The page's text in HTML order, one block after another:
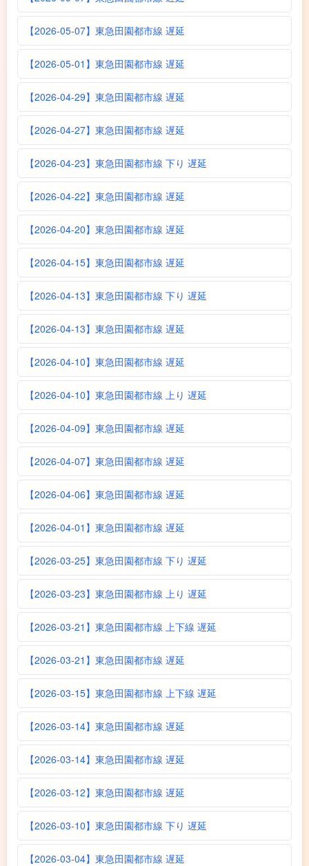
【2026-05-07】東急田園都市線 遅延
【2026-05-01】東急田園都市線 遅延
【2026-04-29】東急田園都市線 遅延
【2026-04-27】東急田園都市線 遅延
【2026-04-23】東急田園都市線 下り 遅延
【2026-04-22】東急田園都市線 遅延
【2026-04-20】東急田園都市線 遅延
【2026-04-15】東急田園都市線 遅延
【2026-04-13】東急田園都市線 下り 遅延
【2026-04-13】東急田園都市線 遅延
【2026-04-10】東急田園都市線 遅延
【2026-04-10】東急田園都市線 上り 遅延
【2026-04-09】東急田園都市線 遅延
【2026-04-07】東急田園都市線 遅延
【2026-04-06】東急田園都市線 遅延
【2026-04-01】東急田園都市線 遅延
【2026-03-25】東急田園都市線 下り 遅延
【2026-03-23】東急田園都市線 上り 遅延
【2026-03-21】東急田園都市線 上下線 遅延
【2026-03-21】東急田園都市線 遅延
【2026-03-15】東急田園都市線 上下線 遅延
【2026-03-14】東急田園都市線 遅延
【2026-03-14】東急田園都市線 遅延
【2026-03-12】東急田園都市線 遅延
【2026-03-10】東急田園都市線 下り 遅延
【2026-03-04】東急田園都市線 遅延